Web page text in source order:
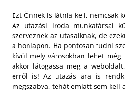
Ezt Önnek is látnia kell, nemcsak
Az utazási iroda munkatársai
szerveznek az utasaiknak, de
a honlapon. Ha pontosan tudni
kívül mely városokban lehet még
akkor látogassa meg a
erről is! Az utazás ára is
megszabva, tehát emiatt sem kell